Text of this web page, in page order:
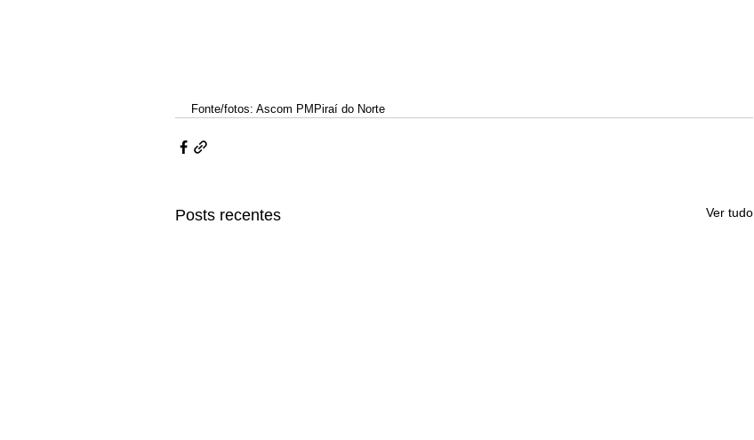
Fonte/fotos: Ascom PMPiraí do Norte
Posts recentes Ver tudo